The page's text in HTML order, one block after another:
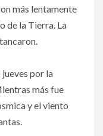
más lentamente
de la Tierra. La
por la
más fue
y el viento